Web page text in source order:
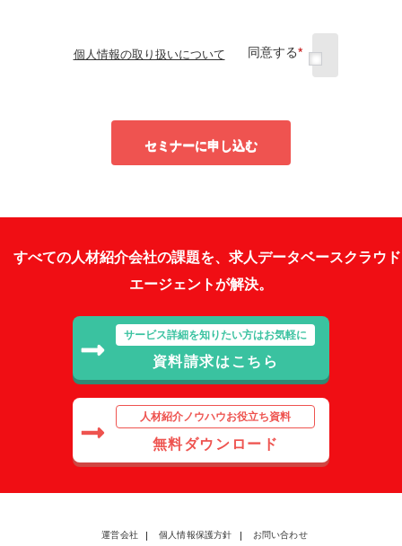
個人情報の取り扱いについて *
同意する
セミナーに申し込む
すべての人材紹介会社の課題を、求人データベースクラウド
エージェントが解決。
サービス詳細を知りたい方はお気軽に
資料請求はこちら
人材紹介ノウハウお役立ち資料
無料ダウンロード
運営会社 個人情報保護方針 お問い合わせ